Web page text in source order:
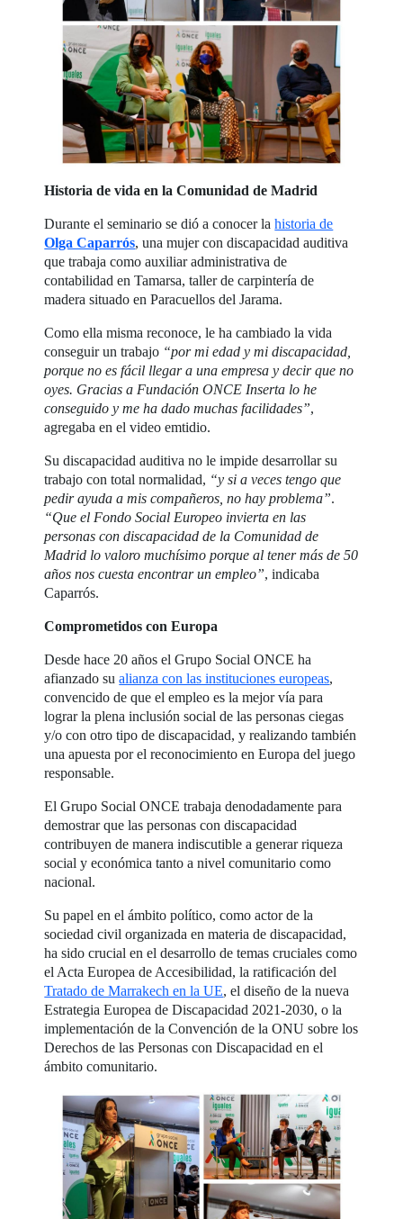
Historia de vida en la Comunidad de Madrid
Durante el seminario se dió a conocer lahistoria de
Olga Caparrós, una mujer con discapacidad auditiva
que trabaja como auxiliar administrativa de
contabilidad en Tamarsa, taller de carpintería de
madera situado en Paracuellos del Jarama.
Como ella misma reconoce, le ha cambiado la vida
conseguir un trabajo “por mi edad y mi discapacidad,
porque no es fácil llegar a una empresa y decir que no
oyes. Gracias a Fundación ONCE Inserta lo he
conseguido y me ha dado muchas facilidades”,
agregaba en el video emtidio.
Su discapacidad auditiva no le impide desarrollar su
trabajo con total normalidad, “y si a veces tengo que
pedir ayuda a mis compañeros, no hay problema”.
“Que el Fondo Social Europeo invierta en las
personas con discapacidad de la Comunidad de
Madrid lo valoro muchísimo porque al tener más de 50
años nos cuesta encontrar un empleo”, indicaba
Caparrós.
Comprometidos con Europa
Desde hace 20 años el Grupo Social ONCE ha
afianzado sualianza con las instituciones europeas,
convencido de que el empleo es la mejor vía para
lograr la plena inclusión social de las personas ciegas
y/o con otro tipo de discapacidad, y realizando también
una apuesta por el reconocimiento en Europa del juego
responsable.
El Grupo Social ONCE trabaja denodadamente para
demostrar que las personas con discapacidad
contribuyen de manera indiscutible a generar riqueza
social y económica tanto a nivel comunitario como
nacional.
Su papel en el ámbito político, como actor de la
sociedad civil organizada en materia de discapacidad,
ha sido crucial en el desarrollo de temas cruciales como
el Acta Europea de Accesibilidad, la ratificación del
Tratado de Marrakech en la UE, el diseño de la nueva
Estrategia Europea de Discapacidad 2021-2030, o la
implementación de la Convención de la ONU sobre los
Derechos de las Personas con Discapacidad en el
ámbito comunitario.